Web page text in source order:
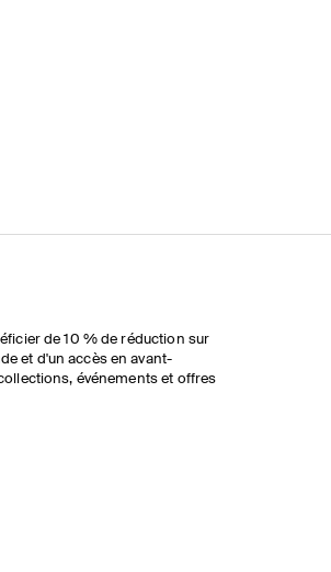
de 10 % de réduction sur
et d'un accès en avant-
événements et offres